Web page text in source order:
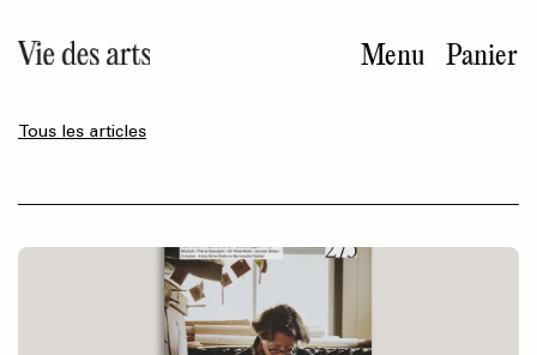
au
contenu
Menu Panier
Tous les articles